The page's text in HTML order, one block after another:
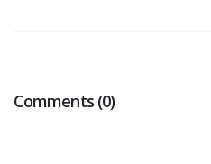
Comments (0)